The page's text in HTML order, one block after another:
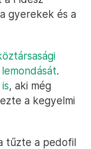
gyerekek és a
.
, aki még
a kegyelmi
tűzte a pedofil